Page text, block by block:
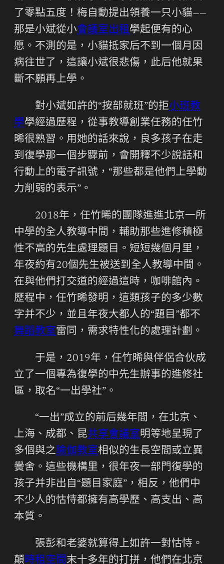
了零點五度！梅自動提出領養一只小貓——
那是小斌從小會議室出租學起便有的心
愿。不測的是，小貓抵家后不到一個月因
病往世了，這讓小斌很悲傷，此后他就果
斷不願再上學。
對小斌如許的“按部就班”的拒小班教
學學經過歷程，從事教導創業任務的任竹
晞很熟習。用她的話來說，良多孩子在走
到復學那一個步驟前，會開釋不少說話和
行動上的電子訊號，“那些都是他們上學動
力削弱的表示”。
2018年，任竹晞的團隊進進北京一所
中學的全人教導中間，輔助那些進修積極
性不高的先生處理題目。短短幾個月里，
年夜約有20個先生被送到全人教導中間。
在與他們打交道的經過這時，咖啡館內。
歷程中，任竹晞發明，這類孩子的多少數
字并不少，並且年夜大都人的“題目”都不
舞蹈教室雷同，需求特性化的處理計劃。
于是，2019年，任竹晞與伴侶合伙成
立了一個專為復學的中先生辦事的進修社
區，取名“一出學社”。
“一出”成立的前后幾年間，在北京、
上海、成都、昆共享會議室明等地呈現了
多個與之瑜伽教室相似的生長空間或立異
黌舍。這些機構里，很年夜一部門復學的
孩子并非出自“題目家庭”，相反，他們中
不少人的怙恃都擁有高學歷、高支出、高
本質。
張彭和老婆就算得上如許一對怙恃。
顛時租空間末十多年的打拼，他們在北京